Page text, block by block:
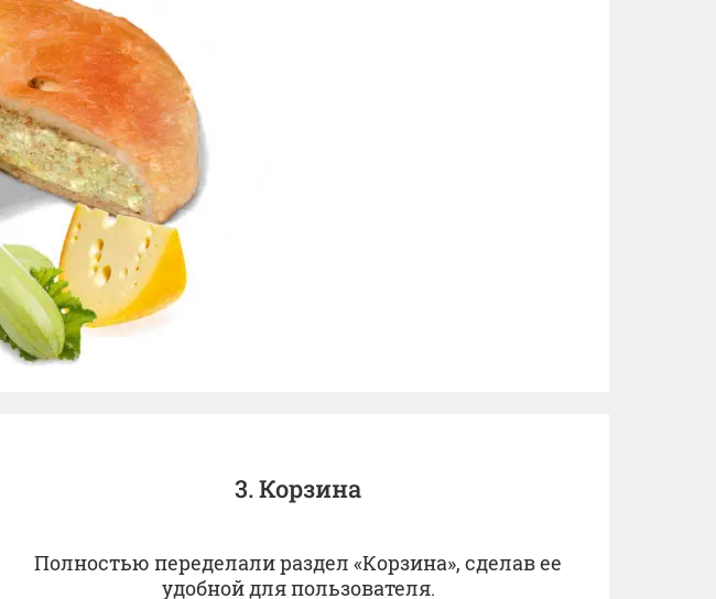
3. Корзина
Полностью переделали раздел «Корзина», сделав ее
удобной для пользователя.